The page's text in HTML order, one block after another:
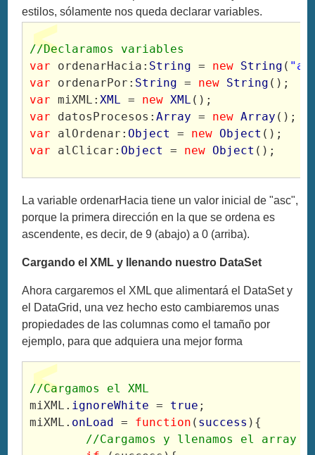
estilos, sólamente nos queda declarar variables.
//Declaramos variables
var ordenarHacia: String = new String (
var ordenarPor: String = new String ();
var miXML:XML = new XML ();
var datosProcesos:Array = new Array ();
var alOrdenar: Object = new Object ();
var alClicar: Object = new Object ();
La variable ordenarHacia tiene un valor inicial de "asc",
porque la primera dirección en la que se ordena es
ascendente, es decir, de 9 (abajo) a 0 (arriba).
Cargando el XML y llenando nuestro DataSet
Ahora cargaremos el XML que alimentará el DataSet y
el DataGrid, una vez hecho esto cambiaremos unas
propiedades de las columnas como el tamaño por
ejemplo, para que adquiera una mejor forma
//Cargamos el XML
miXML. ignoreWhite = true ;
miXML. onLoad = function ( success ){
//Cargamos y llenamos el array